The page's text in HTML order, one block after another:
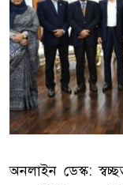
অনলাইন ডেস্ক: